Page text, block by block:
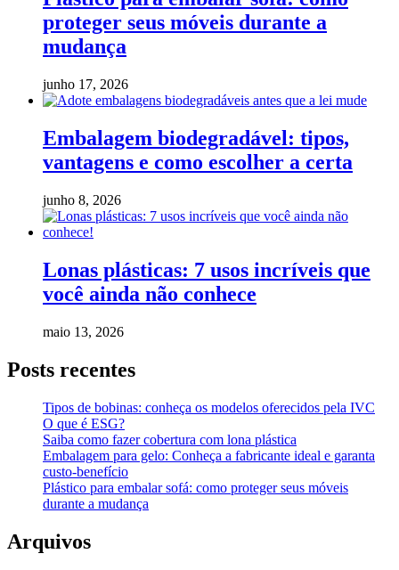
proteger seus móveis durante a
mudança
junho 17, 2026
Embalagem biodegradável: tipos,
vantagens e como escolher a certa
junho 8, 2026
Lonas plásticas: 7 usos incríveis que
você ainda não conhece
maio 13, 2026
Posts recentes
Tipos de bobinas: conheça os modelos oferecidos pela IVC
O que é ESG?
Saiba como fazer cobertura com lona plástica
Embalagem para gelo: Conheça a fabricante ideal e garanta
custo-benefício
Plástico para embalar sofá: como proteger seus móveis
durante a mudança
Arquivos